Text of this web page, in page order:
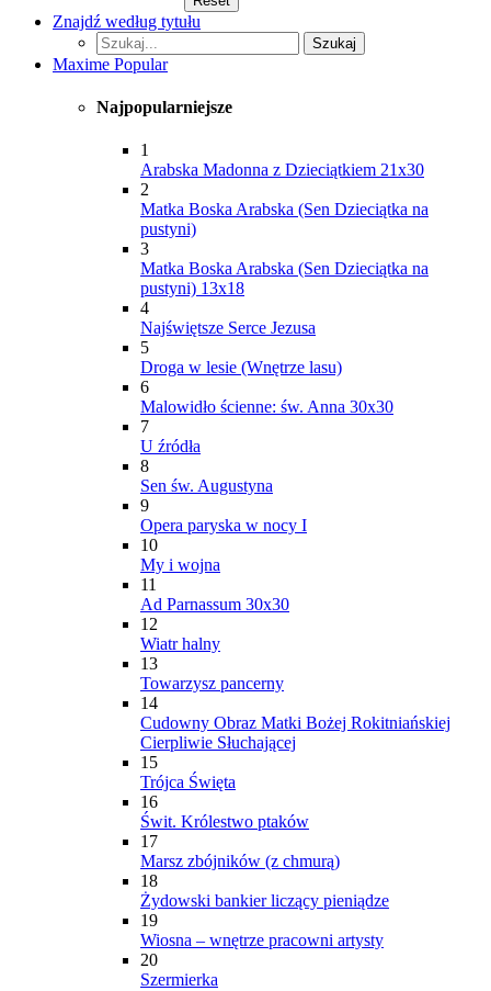
Znajdź według tytułu
Szukaj...
Szukaj
Maxime Popular
Najpopularniejsze
1
Arabska Madonna z Dzieciątkiem 21x30
2
Matka Boska Arabska (Sen Dzieciątka na
pustyni)
3
Matka Boska Arabska (Sen Dzieciątka na
pustyni) 13x18
4
Najświętsze Serce Jezusa
5
Droga w lesie (Wnętrze lasu)
6
Malowidło ścienne: św. Anna 30x30
7
U źródła
8
Sen św. Augustyna
9
Opera paryska w nocy I
10
My i wojna
11
Ad Parnassum 30x30
12
Wiatr halny
13
Towarzysz pancerny
14
Cudowny Obraz Matki Bożej Rokitniańskiej
Cierpliwie Słuchającej
15
Trójca Święta
16
Świt. Królestwo ptaków
17
Marsz zbójników (z chmurą)
18
Żydowski bankier liczący pieniądze
19
Wiosna – wnętrze pracowni artysty
20
Szermierka